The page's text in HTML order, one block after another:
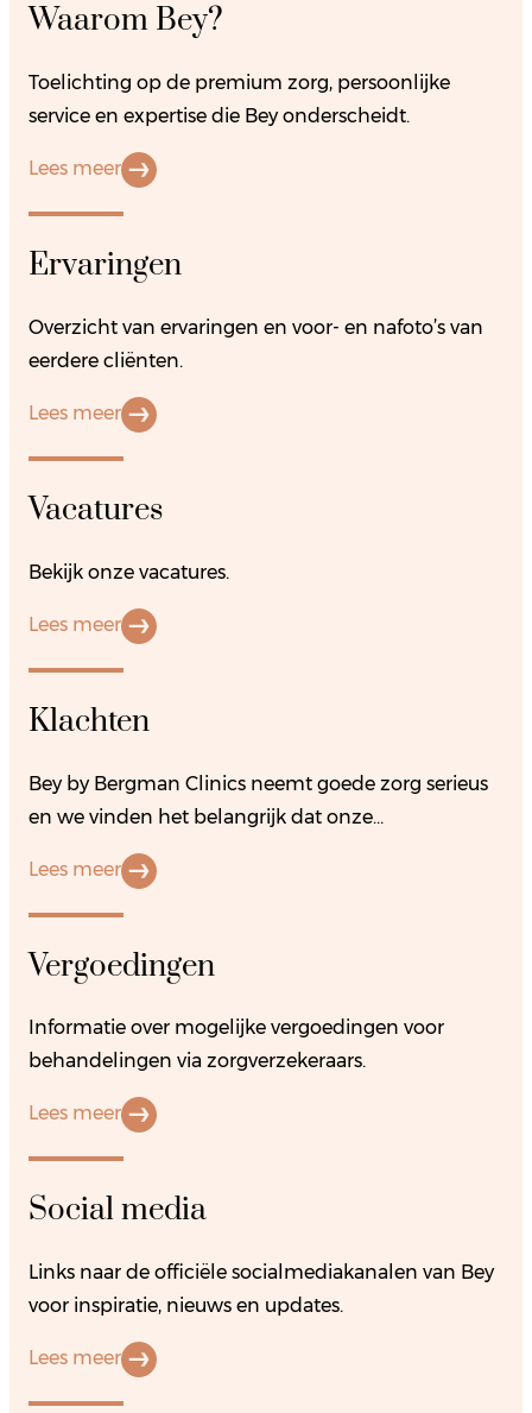
Waarom Bey?
Toelichting op de premium zorg, persoonlijke
service en expertise die Bey onderscheidt.
Lees meer
Ervaringen
Overzicht van ervaringen en voor- en nafoto’s van
eerdere cliënten.
Lees meer
Vacatures
Bekijk onze vacatures.
Lees meer
Klachten
Bey by Bergman Clinics neemt goede zorg serieus
en we vinden het belangrijk dat onze…
Lees meer
Vergoedingen
Informatie over mogelijke vergoedingen voor
behandelingen via zorgverzekeraars.
Lees meer
Social media
Links naar de officiële socialmediakanalen van Bey
voor inspiratie, nieuws en updates.
Lees meer